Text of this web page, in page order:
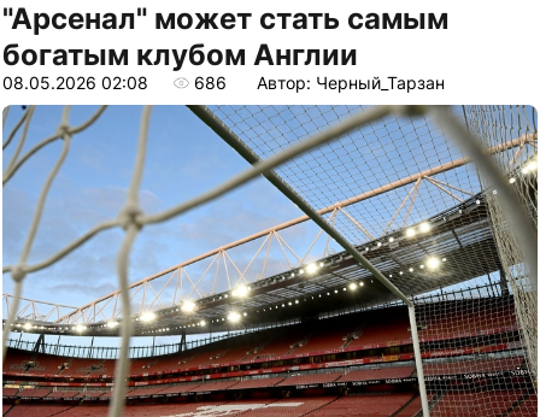
"Арсенал" может стать самым
богатым клубом Англии
08.05.2026 02:08 686 Автор: Черный_Тарзан